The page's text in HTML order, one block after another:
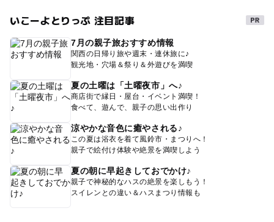
いこーよとりっぷ 注目記事
7月の親子旅おすすめ情報
関西の日帰り旅や週末・連休旅に♪
観光地・穴場＆祭り＆外遊びを満喫
夏の土曜は「土曜夜市」へ♪
商店街で縁日・屋台・イベント満喫！
食べて、遊んで、親子の思い出作り
涼やかな音色に癒やされる♪
この夏は浴衣を着て風鈴市・まつりへ！
親子で絵付け体験や絶景を満喫しよう
夏の朝に早起きしておでかけ♪
親子で神秘的なハスの絶景を楽しもう！
スイレンとの違い＆ハスまつり情報も